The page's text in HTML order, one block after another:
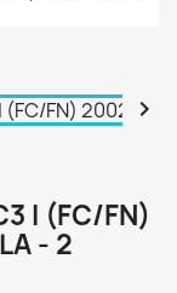

I (FC/FN)
- 2